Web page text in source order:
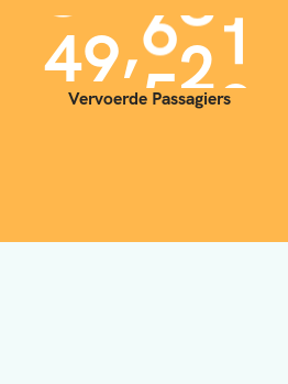
40,000
Vervoerde Passagiers